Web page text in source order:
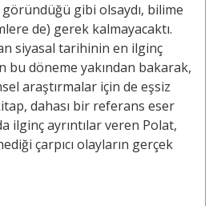
gibi olsaydı, bilime
de) gerek kalmayacaktı.
siyasal tarihinin en ilginç
döneme yakından bakarak,
araştırmalar için de eşsiz
dahası bir referans eser
ilginç ayrıntılar veren Polat,
çarpıcı olayların gerçek